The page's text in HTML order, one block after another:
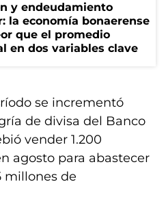
y endeudamiento
la economía bonaerense
que el promedio
en dos variables clave
se incrementó
de divisa del Banco
vender 1.200
agosto para abastecer
millones de